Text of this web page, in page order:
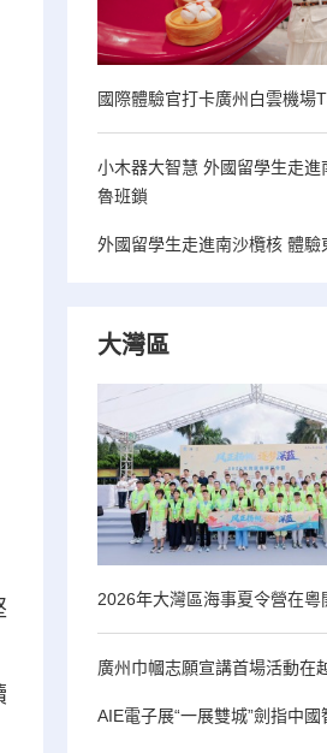
國際體驗官打卡廣州白雲機場
小木器大智慧 外國留學生走進
魯班鎖
外國留學生走進南沙欖核 體驗
大灣區
2026年大灣區海事夏令營在粵
廣州巾幗志願宣講首場活動在
AIE電子展“一展雙城”劍指中